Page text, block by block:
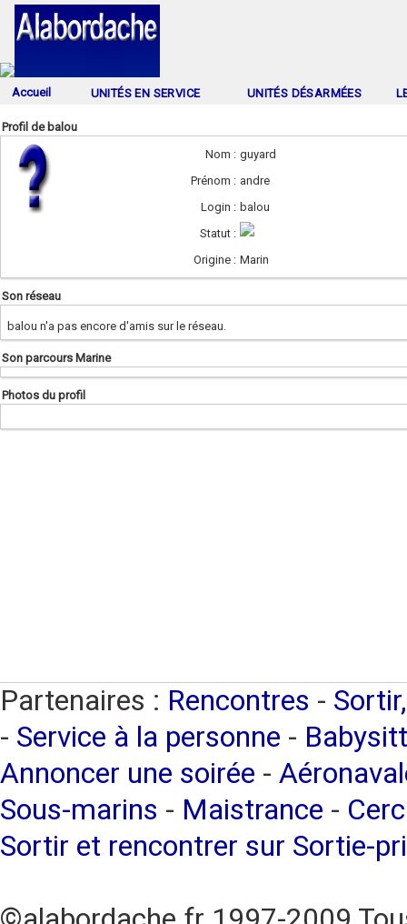
Accueil UNITÉS EN SERVICE UNITÉS DÉSARMÉES
Profil de balou
Nom : guyard
Prénom : andre
Login : balou
Statut :
Origine : Marin
Son réseau
balou n'a pas encore d'amis sur le réseau.
Son parcours Marine
Photos du profil
Partenaires : Rencontres -
- Service à la personne -
Annoncer une soirée -
Sous-marins - Maistrance -
Sortir et rencontrer sur Sortie-